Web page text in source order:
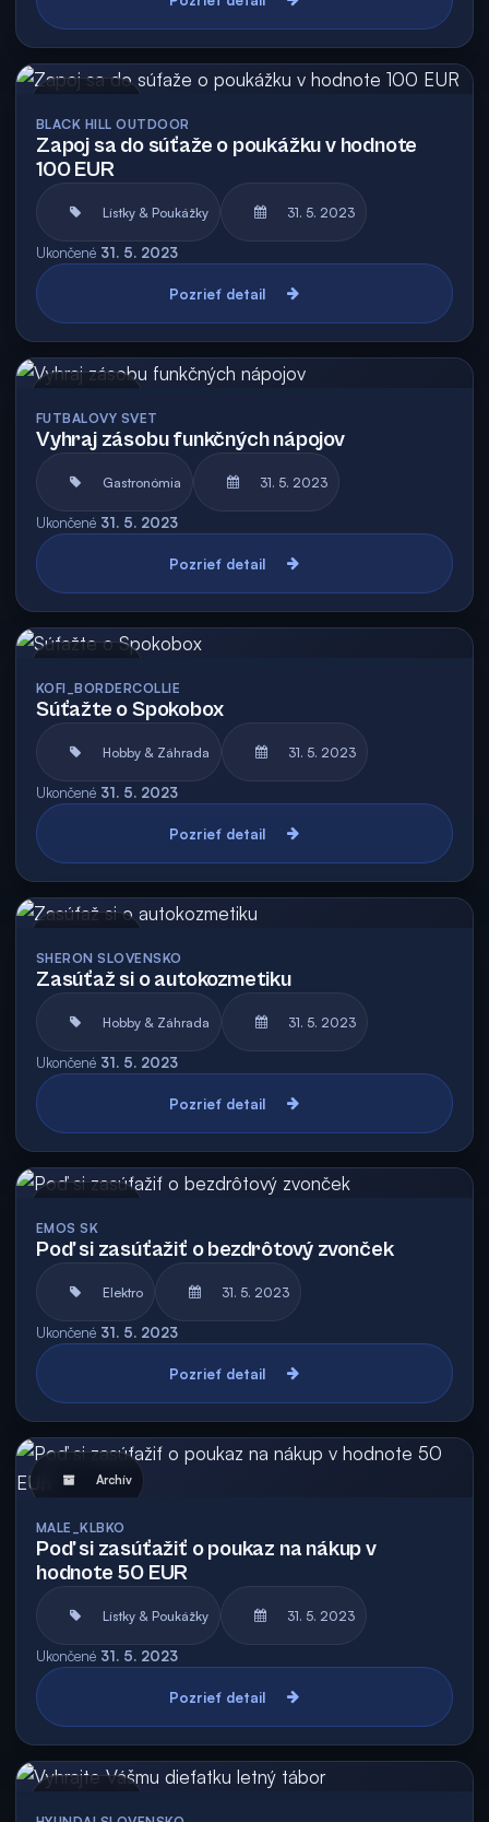
BLACK HILL OUTDOOR
Zapoj sa do súťaže o poukážku v hodnote
100 EUR
Lístky & Poukážky 31. 5. 2023
Ukončené 31. 5. 2023
Pozrieť detail
FUTBALOVY SVET
Vyhraj zásobu funkčných nápojov
Gastronómia 31. 5. 2023
Ukončené 31. 5. 2023
Pozrieť detail
KOFI_BORDERCOLLIE
Súťažte o Spokobox
Hobby & Záhrada 31. 5. 2023
Ukončené 31. 5. 2023
Pozrieť detail
SHERON SLOVENSKO
Zasúťaž si o autokozmetiku
Hobby & Záhrada 31. 5. 2023
Ukončené 31. 5. 2023
Pozrieť detail
EMOS SK
Poď si zasúťažiť o bezdrôtový zvonček
Elektro 31. 5. 2023
Ukončené 31. 5. 2023
Pozrieť detail
Archív
MALE_KLBKO
Poď si zasúťažiť o poukaz na nákup v
hodnote 50 EUR
Lístky & Poukážky 31. 5. 2023
Ukončené 31. 5. 2023
Pozrieť detail